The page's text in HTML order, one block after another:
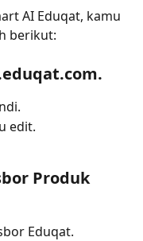
AI Eduqat, kamu
berikut:
edit.
Produk
Eduqat.